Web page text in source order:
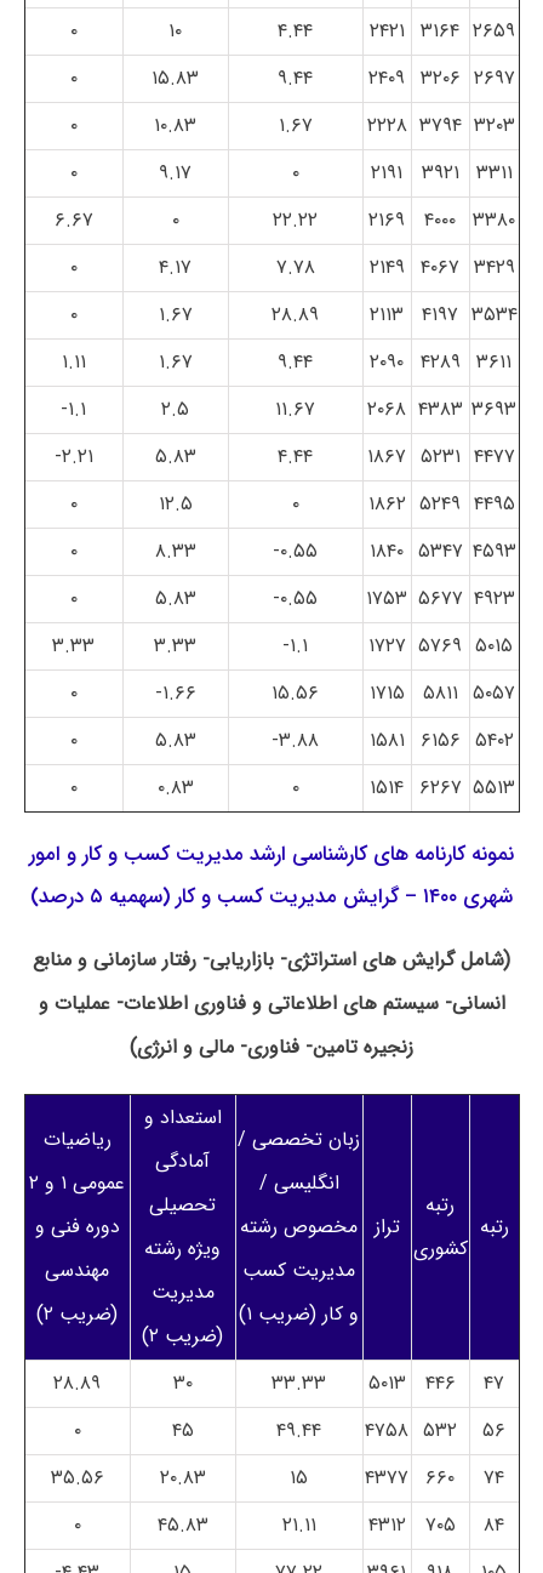
۲۶۵۹ ۳۱۶۴ ۲۴۲۱ ۴.۴۴ ۱۰
۰
۲۶۹۷ ۳۲۰۶ ۲۴۰۹ ۹.۴۴ ۱۵.۸۳
۰
۳۲۰۳ ۳۷۹۴ ۲۲۲۸ ۱.۶۷ ۱۰.۸۳
۰
۳۳۱۱ ۳۹۲۱ ۲۱۹۱ ۰ ۹.۱۷
۰
۳۳۸۰ ۴۰۰۰ ۲۱۶۹ ۲۲.۲۲ ۰
۶.۶۷
۳۴۲۹ ۴۰۶۷ ۲۱۴۹ ۷.۷۸ ۴.۱۷
۰
۳۵۳۴ ۴۱۹۷ ۲۱۱۳ ۲۸.۸۹ ۱.۶۷
۰
۳۶۱۱ ۴۲۸۹ ۲۰۹۰ ۹.۴۴ ۱.۶۷
۱.۱۱
۳۶۹۳ ۴۳۸۳ ۲۰۶۸ ۱۱.۶۷ ۲.۵
۱.۱-
۴۴۷۷ ۵۲۳۱ ۱۸۶۷ ۴.۴۴ ۵.۸۳
۲.۲۱-
۴۴۹۵ ۵۲۴۹ ۱۸۶۲ ۰ ۱۲.۵
۰
۴۵۹۳ ۵۳۴۷ ۱۸۴۰ ۰.۵۵- ۸.۳۳
۰
۴۹۲۳ ۵۶۷۷ ۱۷۵۳ ۰.۵۵- ۵.۸۳
۰
۵۰۱۵ ۵۷۶۹ ۱۷۲۷ ۱.۱- ۳.۳۳
۳.۳۳
۵۰۵۷ ۵۸۱۱ ۱۷۱۵ ۱۵.۵۶ ۱.۶۶-
۰
۵۴۰۲ ۶۱۵۶ ۱۵۸۱ ۳.۸۸- ۵.۸۳
۰
۵۵۱۳ ۶۲۶۷ ۱۵۱۴ ۰ ۰.۸۳ ۰
نمونه کارنامه های کارشناسی ارشد مدیریت کسب و کار و امور
شهری ۱۴۰۰ – گرایش مدیریت کسب و کار (سهمیه ۵ درصد)
(شامل گرایش های استراتژی- بازاریابی- رفتار سازمانی و منابع
انسانی- سیستم های اطلاعاتی و فناوری اطلاعات- عملیات و
زنجیره تامین- فناوری- مالی و انرژی)
رتبه
رتبه
کشوری
تراز
زبان تخصصی /
انگلیسی /
مخصوص رشته
مدیریت کسب
و کار (ضریب ۱)
استعداد و
آمادگی
تحصیلی
ویژه رشته
مدیریت
(ضریب ۲)
ریاضیات
عمومی ۱ و ۲
دوره فنی و
مهندسی
(ضریب ۲)
۴۷ ۴۴۶ ۵۰۱۳ ۳۳.۳۳ ۳۰
۲۸.۸۹
۵۶
۵۳۲ ۴۷۵۸ ۴۹.۴۴ ۴۵
۰
۷۴
۶۶۰ ۴۳۷۷ ۱۵ ۲۰.۸۳
۳۵.۵۶
۸۴
۷۰۵ ۴۳۱۲ ۲۱.۱۱ ۴۵.۸۳
۰